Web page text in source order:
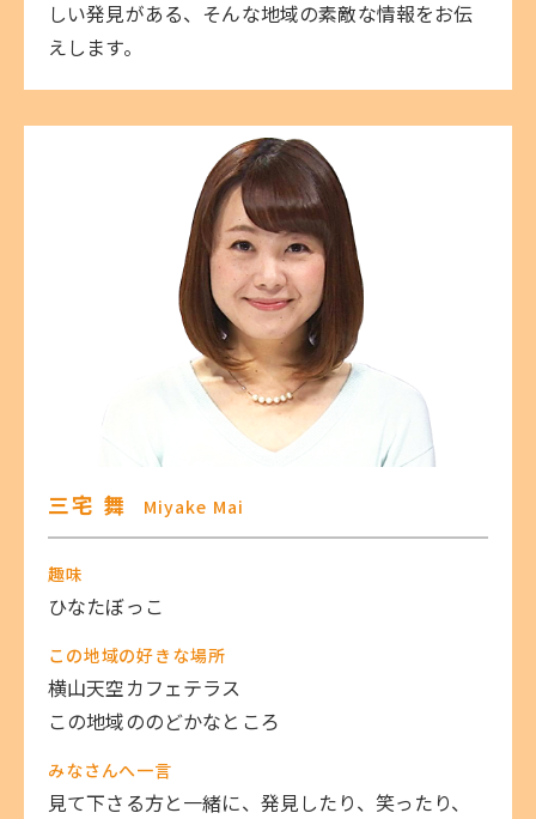
しい発見がある、そんな地域の素敵な情報をお伝
えします。
三宅 舞 Miyake Mai
趣味
ひなたぼっこ
この地域の好きな場所
横山天空カフェテラス
この地域ののどかなところ
みなさんへ一言
見て下さる方と一緒に、発見したり、笑ったり、